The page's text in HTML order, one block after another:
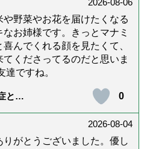
2026-08-06
や野菜やお花を届けたくなる
お姉様です。きっとマナミ
んでくれる顔を見たくて、
くださってるのだと思いま
ですね。
と介
0
2026-08-04
がとうございました。優し